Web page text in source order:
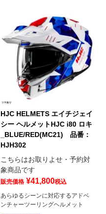
HJC HELMETS エイチジェイ
シー ヘルメットHJC i80 ロキ
_BLUE/RED(MC21) 品番：
HJH302
こちらはお取りよせ・予約対
象商品です
販売価格 ¥41,800税込
あらゆるシーンに対応するアドベ
ンチャーツーリングヘルメット